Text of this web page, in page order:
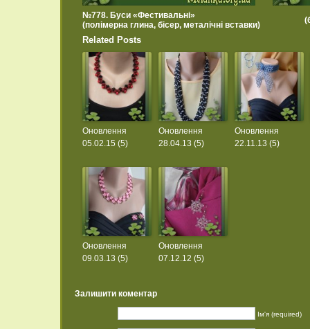
№778. Буси «Фестивальні»
(полімерна глина, бісер, металічні вставки)
Related Posts
Оновлення
05.02.15 (5)
Оновлення
28.04.13 (5)
Оновлення
22.11.13 (5)
Оновлення
09.03.13 (5)
Оновлення
07.12.12 (5)
Залишити коментар
Ім'я (required)